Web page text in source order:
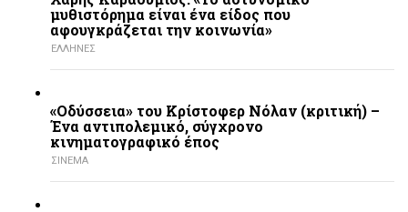
μυθιστόρημα είναι ένα είδος που
αφουγκράζεται την κοινωνία»
ΕΛΛΗΝΕΣ
«Οδύσσεια» του Κρίστοφερ Νόλαν (κριτική) –
Ένα αντιπολεμικό, σύγχρονο
κινηματογραφικό έπος
ΣΙΝΕΜΑ